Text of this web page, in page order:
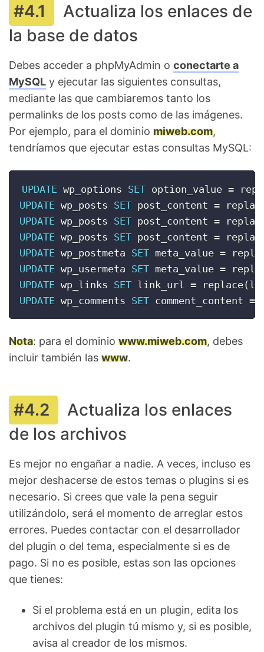
Actualiza los enlaces de
la base de datos
Debes acceder a phpMyAdmin o conectarte a
MySQL y ejecutar las siguientes consultas,
mediante las que cambiaremos tanto los
permalinks de los posts como de las imágenes.
Por ejemplo, para el dominio miweb.com,
tendríamos que ejecutar estas consultas MySQL:
UPDATE wp_options SET option_value =
UPDATE wp_posts SET post_content =
UPDATE wp_posts SET post_content =
UPDATE wp_posts SET post_content =
UPDATE wp_postmeta SET meta_value =
UPDATE wp_usermeta SET meta_value =
UPDATE wp_links SET link_url = replace(
UPDATE wp_comments SET comment_content =
Nota: para el dominio www.miweb.com, debes
incluir también las www.
Actualiza los enlaces
de los archivos
Es mejor no engañar a nadie. A veces, incluso es
mejor deshacerse de estos temas o plugins si es
necesario. Si crees que vale la pena seguir
utilizándolo, será el momento de arreglar estos
errores. Puedes contactar con el desarrollador
del plugin o del tema, especialmente si es de
pago. Si no es posible, estas son las opciones
que tienes:
Si el problema está en un plugin, edita los
archivos del plugin tú mismo y, si es posible,
avisa al creador de los mismos.